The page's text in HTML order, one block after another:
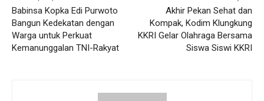
Babinsa Kopka Edi Purwoto
Bangun Kedekatan dengan
Warga untuk Perkuat
Kemanunggalan TNI-Rakyat
Akhir Pekan Sehat dan
Kompak, Kodim Klungkung
KKRI Gelar Olahraga Bersama
Siswa Siswi KKRI